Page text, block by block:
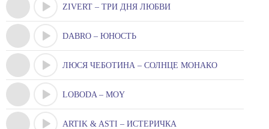
ZIVERT – ТРИ ДНЯ ЛЮБВИ
DABRO – ЮНОСТЬ
ЛЮСЯ ЧЕБОТИНА – СОЛНЦЕ МОНАКО
LOBODA – MOY
ARTIK & ASTI – ИСТЕРИЧКА